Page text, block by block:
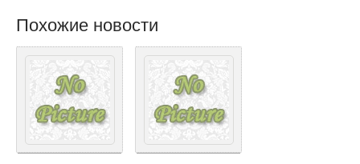
Похожие новости